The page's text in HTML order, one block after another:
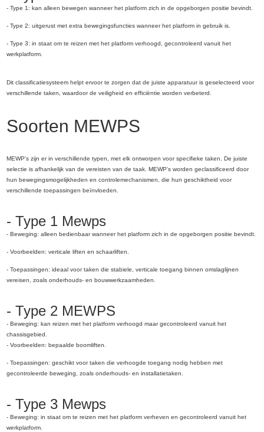
- Type 1: kan alleen bewegen wanneer het platform zich in de opgeborgen positie bevindt.
- Type 2: uitgerust met extra bewegingsfuncties wanneer het platform in gebruik is.
- Type 3: in staat om te reizen met het platform verhoogd, gecontroleerd vanuit het
werkplatform.
Dit classificatiesysteem helpt ervoor te zorgen dat de juiste apparatuur is geselecteerd voor
verschillende taken, waardoor de veiligheid en efficiëntie worden verbeterd.
Soorten MEWPS
MEWP's zijn er in verschillende typen, met elk ontworpen voor specifieke taken. De juiste
selectie is afhankelijk van de vereisten van de taak. MEWP's worden geclassificeerd door
hun bewegingsmogelijkheden en controlemechanismen, die hun geschiktheid voor
verschillende toepassingen beïnvloeden.
- Type 1 Mewps
- Beweging: alleen bedienbaar wanneer het platform zich in de opgeborgen positie bevindt.
- Voorbeelden: verticale liften en schaarliften.
- Toepassingen: ideaal voor taken die stabiele, verticale toegang binnen omslaglijnen
vereisen, zoals onderhouds- en bouwwerkzaamheden.
- Type 2 MEWPS
- Beweging: kan reizen met het platform verhoogd maar gecontroleerd vanuit het
chassisgebied.
- Voorbeelden: bepaalde boomliften.
- Toepassingen: geschikt voor taken die verhoogde toegang nodig hebben met
gecontroleerde beweging, zoals onderhouds- en installatietaken.
- Type 3 Mewps
- Beweging: in staat om te reizen met het platform verheven en gecontroleerd vanuit het
werkplatform.